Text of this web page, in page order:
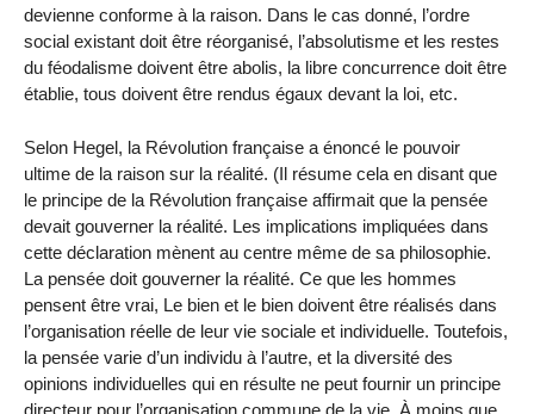
devienne conforme à la raison. Dans le cas donné, l’ordre
social existant doit être réorganisé, l’absolutisme et les restes
du féodalisme doivent être abolis, la libre concurrence doit être
établie, tous doivent être rendus égaux devant la loi, etc.
Selon Hegel, la Révolution française a énoncé le pouvoir
ultime de la raison sur la réalité. (Il résume cela en disant que
le principe de la Révolution française affirmait que la pensée
devait gouverner la réalité. Les implications impliquées dans
cette déclaration mènent au centre même de sa philosophie.
La pensée doit gouverner la réalité. Ce que les hommes
pensent être vrai, Le bien et le bien doivent être réalisés dans
l’organisation réelle de leur vie sociale et individuelle. Toutefois,
la pensée varie d’un individu à l’autre, et la diversité des
opinions individuelles qui en résulte ne peut fournir un principe
directeur pour l’organisation commune de la vie. À moins que